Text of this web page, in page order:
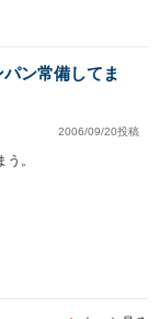
ン常備してま
2006/09/20投稿
。